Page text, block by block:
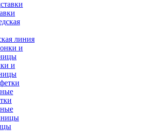
линия
и